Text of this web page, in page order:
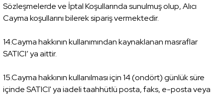
Sözleşmelerde ve İptal Koşullarında sunulmuş olup, Alıcı
Cayma koşullarını bilerek sipariş vermektedir.
14.Cayma hakkının kullanımından kaynaklanan masraflar
SATICI’ ya aittir.
15.Cayma hakkının kullanılması için 14 (ondört) günlük süre
içinde SATICI' ya iadeli taahhütlü posta, faks, e-posta veya